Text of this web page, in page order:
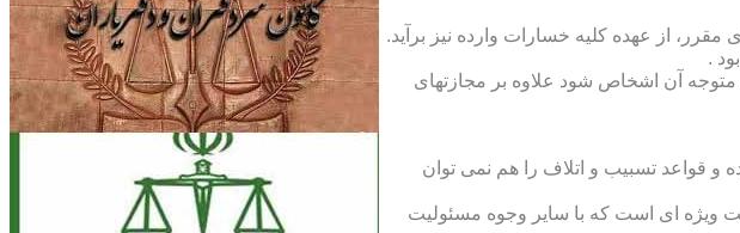
از عهده کلیه خسارات وارده نیز برآید.
.
متوجه آن اشخاص شود علاوه بر مجازتهای
و قواعد تسبیب و اتلاف را هم نمی توان
ویژه ای است که با سایر وجوه مسئولیت